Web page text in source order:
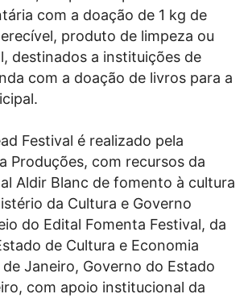
com a doação de 1 kg de
produto de limpeza ou
destinados a instituições de
com a doação de livros para a
Festival é realizado pela
Produções, com recursos da
Aldir Blanc de fomento à cultura
da Cultura e Governo
do Edital Fomenta Festival, da
de Cultura e Economia
Janeiro, Governo do Estado
com apoio institucional da